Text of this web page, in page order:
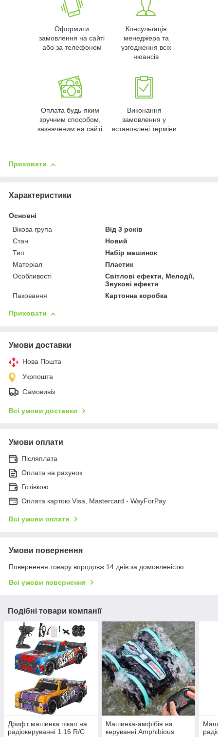
Оформити
замовлення на сайті
або за телефоном
Консультація
менеджера та
узгодження всіх
нюансів
Оплата будь-яким
зручним способом,
зазначеним на сайті
Виконання
замовлення у
встановлені терміни
Приховати
Характеристики
Основні
Вікова група
Від 3 років
Стан
Новий
Тип
Набір машинок
Матеріал
Пластик
Особливості
Світлові ефекти, Мелодії,
Звукові ефекти
Паковання
Картонна коробка
Приховати
Умови доставки
Нова Пошта
Укрпошта
Самовивіз
Всі умови доставки
Умови оплати
Післяплата
Оплата на рахунок
Готівкою
Оплата картою Visa, Mastercard - WayForPay
Всі умови оплати
Умови повернення
Повернення товару впродовж 14 днів за домовленістю
Всі умови повернення
Подібні товари компанії
Дрифт машинка пікап на
радіокеруванні 1:16 R/C
Машинка-амфібія на
керуванні Amphibious